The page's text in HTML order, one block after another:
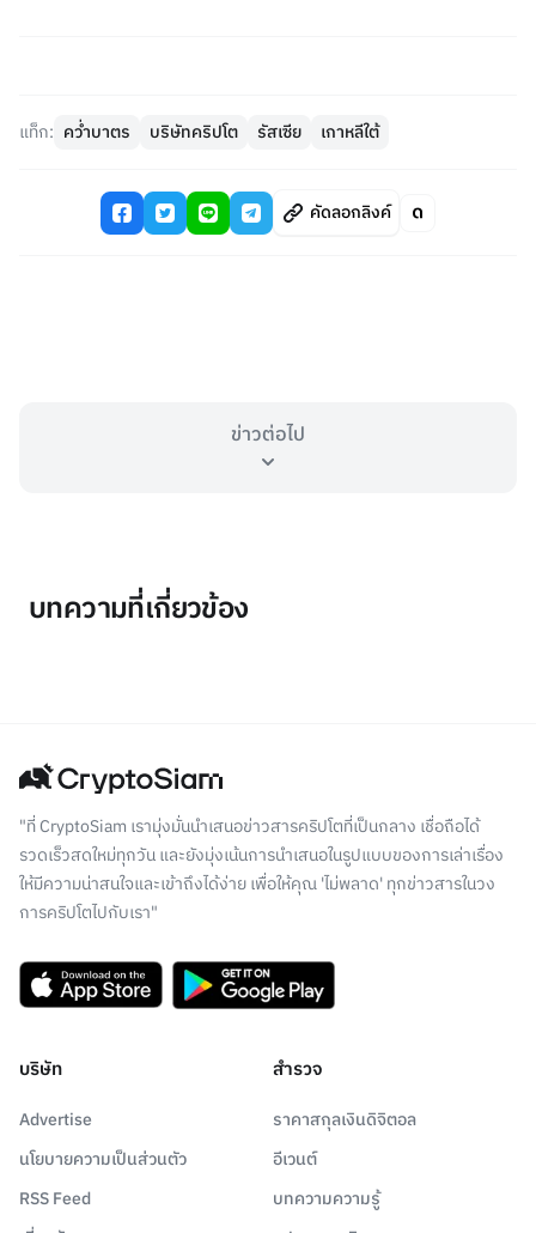
แท็ก: คว่ำบาตร บริษัทคริปโต รัสเซีย เกาหลีใต้
คัดลอกลิงค์
ข่าวต่อไป
บทความที่เกี่ยวข้อง
"ที่ CryptoSiam เรามุ่งมั่นนำเสนอข่าวสารคริปโตที่เป็นกลาง เชื่อถือได้
รวดเร็วสดใหม่ทุกวัน และยังมุ่งเน้นการนำเสนอในรูปแบบของการเล่าเรื่อง
ให้มีความน่าสนใจและเข้าถึงได้ง่าย เพื่อให้คุณ 'ไม่พลาด' ทุกข่าวสารในวง
การคริปโตไปกับเรา"
บริษัท
Advertise
นโยบายความเป็นส่วนตัว
RSS Feed
สำรวจ
ราคาสกุลเงินดิจิตอล
อีเวนต์
บทความความรู้